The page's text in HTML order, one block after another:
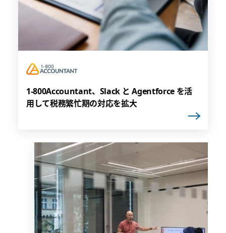
1-800Accountant、Slack と Agentforce を活
用して税務繁忙期の対応を拡大